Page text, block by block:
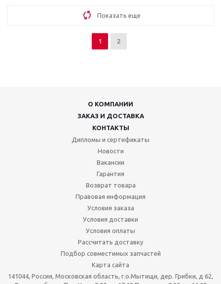
Показать еще
1 2
О КОМПАНИИ
ЗАКАЗ И ДОСТАВКА
КОНТАКТЫ
Дипломы и сертификаты
Новости
Вакансии
Гарантия
Возврат товара
Правовая информация
Условия заказа
Условия доставки
Условия оплаты
Рассчитать доставку
Подбор совместимых запчастей
Карта сайта
141044, Россия, Московская область, г.о.Мытищи, дер. Грибки, д 62,